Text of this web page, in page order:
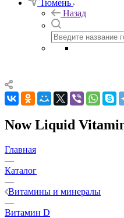
Тюмень
Назад
Now Liquid
Главная
—
Каталог
—
Витамины и минералы
—
Витамин D